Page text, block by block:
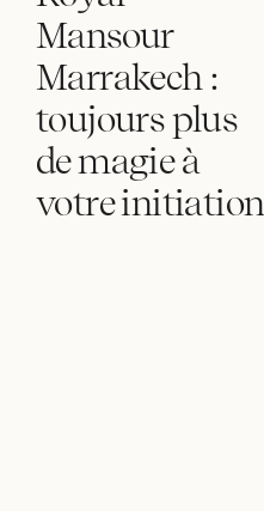
Mansour
Marrakech :
toujours plus
de magie à
votre initiation